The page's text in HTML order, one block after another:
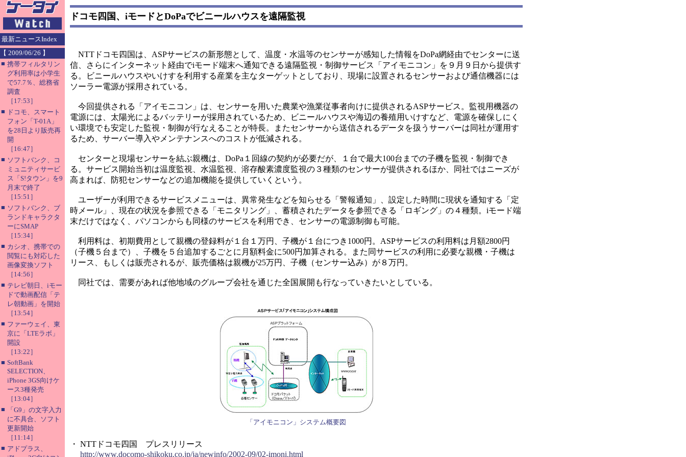
最新ニュースIndex
【 2009/06/26 】
■ 携帯フィルタリン
グ利用率は小学生
で57.7％、総務省
調査
［17:53］
■ ドコモ、スマート
フォン「T-01A」
を28日より販売再
開
［16:47］
■ ソフトバンク、コ
ミュニティサービ
ス「S!タウン」を9
月末で終了
［15:51］
■ ソフトバンク、ブ
ランドキャラクタ
ーにSMAP
［15:34］
■ カシオ、携帯での
閲覧にも対応した
画像変換ソフト
［14:56］
■ テレビ朝日、iモー
ドで動画配信「テ
レ朝動画」を開始
［13:54］
■ ファーウェイ、東
京に「LTEラボ」
開設
［13:22］
■ SoftBank
SELECTION、
iPhone 3GS向けケ
ース3種発売
［13:04］
■
「G9」の文字入力
に不具合、ソフト
更新開始
［11:14］
■ アドプラス、
ドコモ四国、iモードとDoPaでビニールハウスを遠隔監視
NTTドコモ四国は、ASPサービスの新形態として、温度・水温等のセンサーが感知した情報をDoPa網経由でセンターに送
信、さらにインターネット経由でiモード端末へ通知できる遠隔監視・制御サービス「アイモニコン」を９月９日から提供す
る。ビニールハウスやいけすを利用する産業を主なターゲットとしており、現場に設置されるセンサーおよび通信機器には
ソーラー電源が採用されている。
今回提供される「アイモニコン」は、センサーを用いた農業や漁業従事者向けに提供されるASPサービス。監視用機器の
電源には、太陽光によるバッテリーが採用されているため、ビニールハウスや海辺の養殖用いけすなど、電源を確保しにく
い環境でも安定した監視・制御が行なえることが特長。またセンサーから送信されるデータを扱うサーバーは同社が運用す
るため、サーバー導入やメンテナンスへのコストが低減される。
センターと現場センサーを結ぶ親機は、DoPa１回線の契約が必要だが、１台で最大100台までの子機を監視・制御でき
る。サービス開始当初は温度監視、水温監視、溶存酸素濃度監視の３種類のセンサーが提供されるほか、同社ではニーズが
高まれば、防犯センサーなどの追加機能を提供していくという。
ユーザーが利用できるサービスメニューは、異常発生などを知らせる「警報通知」、設定した時間に現状を通知する「定
時メール」、現在の状況を参照できる「モニタリング」、蓄積されたデータを参照できる「ロギング」の４種類。iモード端
末だけではなく、パソコンからも同様のサービスを利用でき、センサーの電源制御も可能。
利用料は、初期費用として親機の登録料が１台１万円、子機が１台につき1000円。ASPサービスの利用料は月額2800円
（子機５台まで）、子機を５台追加するごとに月額料金に500円加算される。また同サービスの利用に必要な親機・子機は
リース、もしくは販売されるが、販売価格は親機が25万円、子機（センサー込み）が８万円。
同社では、需要があれば他地域のグループ会社を通じた全国展開も行なっていきたいとしている。
「アイモニコン」システム概要図
・ NTTドコモ四国 プレスリリース
http://www.docomo-shikoku.co.jp/ja/newinfo/2002-09/02-imoni.html